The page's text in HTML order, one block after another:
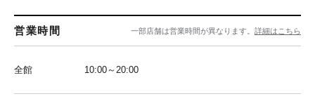
営業時間 一部店舗は営業時間が異なります。 詳細はこちら
全館 10:00～20:00